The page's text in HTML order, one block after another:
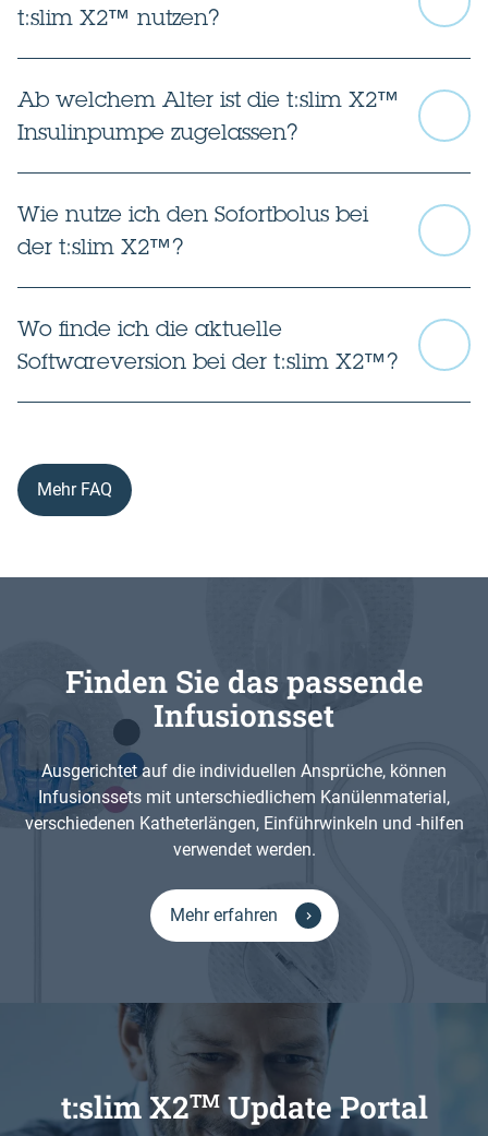
t:slim X2™ nutzen?
Ab welchem Alter ist die t:slim X2™
Insulinpumpe zugelassen?
Wie nutze ich den Sofortbolus bei
der t:slim X2™?
Wo finde ich die aktuelle
Softwareversion bei der t:slim X2™?
Mehr FAQ
Finden Sie das passende
Infusionsset
Ausgerichtet auf die individuellen Ansprüche, können
Infusionssets mit unterschiedlichem Kanülenmaterial,
verschiedenen Katheterlängen, Einführwinkeln und -hilfen
verwendet werden.
Mehr erfahren
t:slim X2TMUpdate Portal